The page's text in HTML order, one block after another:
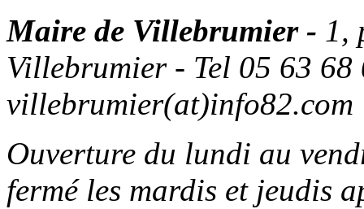
Maire de Villebrumier - 1,
Villebrumier - Tel 05 63
villebrumier(at)info82.com
Ouverture du lundi au
fermé les mardis et jeudis